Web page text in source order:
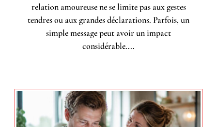
relation amoureuse ne se limite pas aux gestes
tendres ou aux grandes déclarations. Parfois, un
simple message peut avoir un impact
considérable....